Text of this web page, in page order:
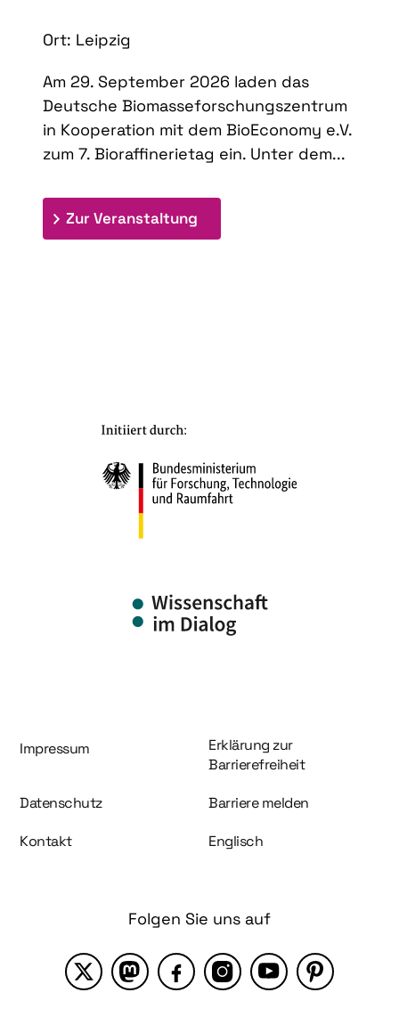
Ort: Leipzig
Am 29. September 2026 laden das
Deutsche Biomasseforschungszentrum
in Kooperation mit dem BioEconomy e.V.
zum 7. Bioraffinerietag ein. Unter dem...
Zur Veranstaltung
Information und Service
Impressum
Erklärung zur
Barrierefreiheit
Datenschutz Barriere melden
Kontakt Englisch
Folgen Sie uns auf